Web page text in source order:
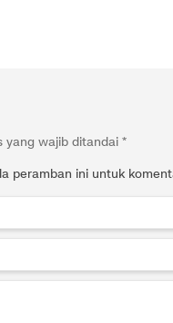
yang wajib ditandai *
peramban ini untuk